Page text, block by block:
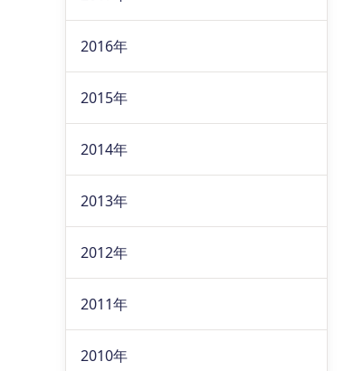
2016年
2015年
2014年
2013年
2012年
2011年
2010年